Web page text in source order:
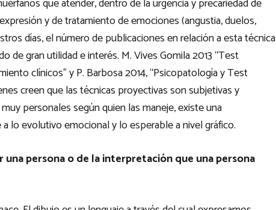
y de tratamiento de emociones (angustia, duelos,
días, el número de publicaciones en relación a esta técnica
de gran utilidad e interés. M. Vives Gomila 2013 “Test
clínicos” y P. Barbosa 2014, “Psicopatología y Test
creen que las técnicas proyectivas son subjetivas y
personales según quien las maneje, existe una
lo evolutivo emocional y lo esperable a nivel gráfico.
persona o de la interpretación que una persona